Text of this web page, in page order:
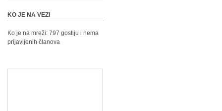
KO JE NA VEZI
Ko je na mreži: 797 gostiju i nema
prijavljenih članova